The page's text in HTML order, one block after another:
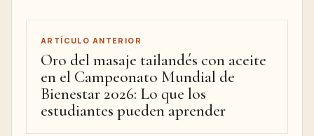
ARTÍCULO ANTERIOR
Oro del masaje tailandés con aceite
en el Campeonato Mundial de
Bienestar 2026: Lo que los
estudiantes pueden aprender